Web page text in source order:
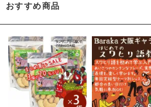
7/21：夏休み開催決定！【アフリカン
ャラリー】
「ティンガティンガ・うちわ作り」
う」
7/21：リバーシブルB4トートバッグ新
おすすめ商品